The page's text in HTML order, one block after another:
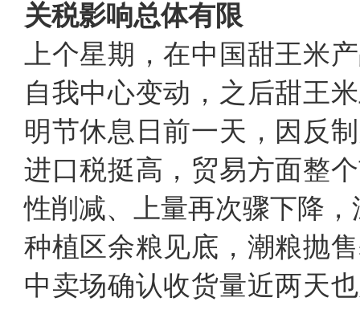
关税影响总体有限
上个星期，在中国甜王米
自我中心变动，之后甜王
明节休息日前一天，因反
进口税挺高，贸易方面整
性削减、上量再次骤下降
种植区余粮见底，潮粮抛
中卖场确认收货量近两天